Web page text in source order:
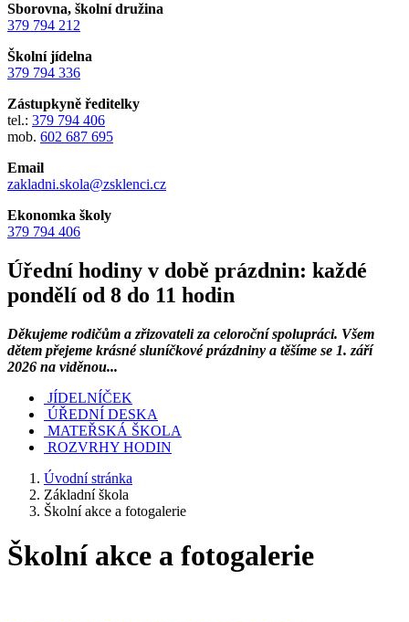
Sborovna, školní družina
379 794 212
Školní jídelna
379 794 336
Zástupkyně ředitelky
tel.: 379 794 406
mob. 602 687 695
Email
zakladni.skola@zsklenci.cz
Ekonomka školy
379 794 406
Úřední hodiny v době prázdnin: každé
pondělí od 8 do 11 hodin
Děkujeme rodičům a zřizovateli za celoroční spolupráci. Všem
dětem přejeme krásné sluníčkové prázdniny a těšíme se 1. září
2026 na viděnou...
JÍDELNÍČEK
ÚŘEDNÍ DESKA
MATEŘSKÁ ŠKOLA
ROZVRHY HODIN
Úvodní stránka
Základní škola
Školní akce a fotogalerie
Školní akce a fotogalerie